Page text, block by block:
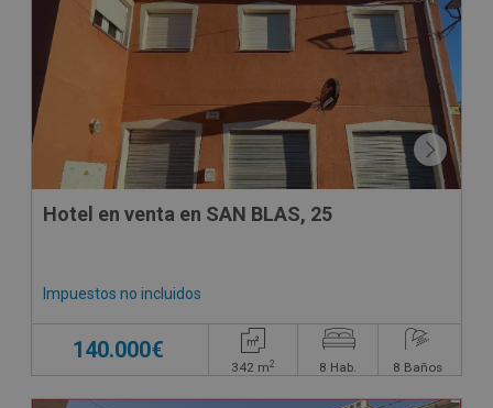
CONDICIONES ESPECIALES
Hotel en venta en SAN BLAS, 25
Impuestos no incluidos
140.000€
342 m2 8 Hab. 8 Baños